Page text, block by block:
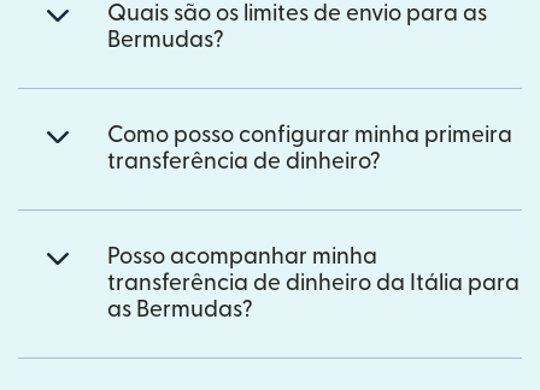
Quais são os limites de envio para as
Bermudas?
Como posso configurar minha primeira
transferência de dinheiro?
Posso acompanhar minha
transferência de dinheiro da Itália para
as Bermudas?